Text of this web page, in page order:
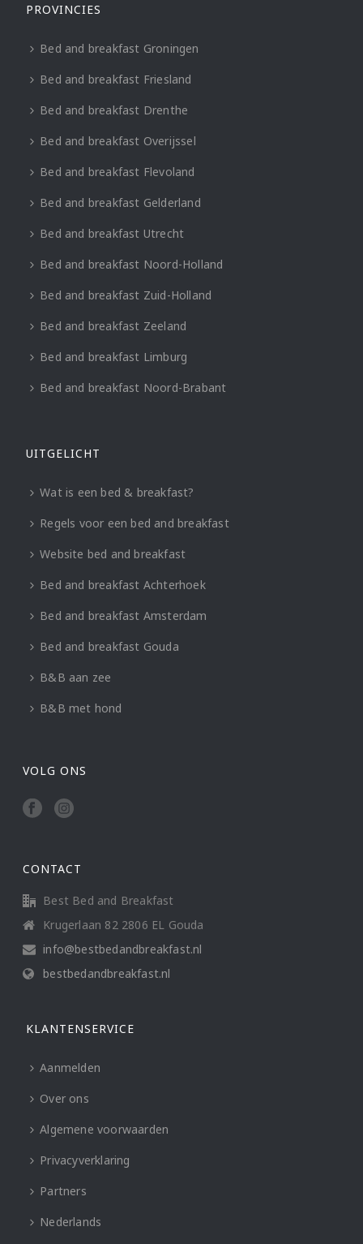
PROVINCIES
Bed and breakfast Groningen
Bed and breakfast Friesland
Bed and breakfast Drenthe
Bed and breakfast Overijssel
Bed and breakfast Flevoland
Bed and breakfast Gelderland
Bed and breakfast Utrecht
Bed and breakfast Noord-Holland
Bed and breakfast Zuid-Holland
Bed and breakfast Zeeland
Bed and breakfast Limburg
Bed and breakfast Noord-Brabant
UITGELICHT
Wat is een bed & breakfast?
Regels voor een bed and breakfast
Website bed and breakfast
Bed and breakfast Achterhoek
Bed and breakfast Amsterdam
Bed and breakfast Gouda
B&B aan zee
B&B met hond
VOLG ONS
CONTACT
Best Bed and Breakfast
Krugerlaan 82 2806 EL Gouda
info@bestbedandbreakfast.nl
bestbedandbreakfast.nl
KLANTENSERVICE
Aanmelden
Over ons
Algemene voorwaarden
Privacyverklaring
Partners
Nederlands